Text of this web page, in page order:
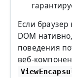
Если
DOM
поведения
веб-